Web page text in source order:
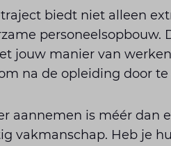
biedt niet alleen
personeelsopbouw.
jouw manier van
na de opleiding door
aannemen is méér
vakmanschap. Heb je